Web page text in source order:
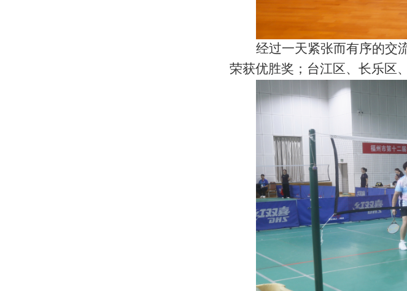
经过一天紧张而有序的交
荣获优胜奖；台江区、长乐区